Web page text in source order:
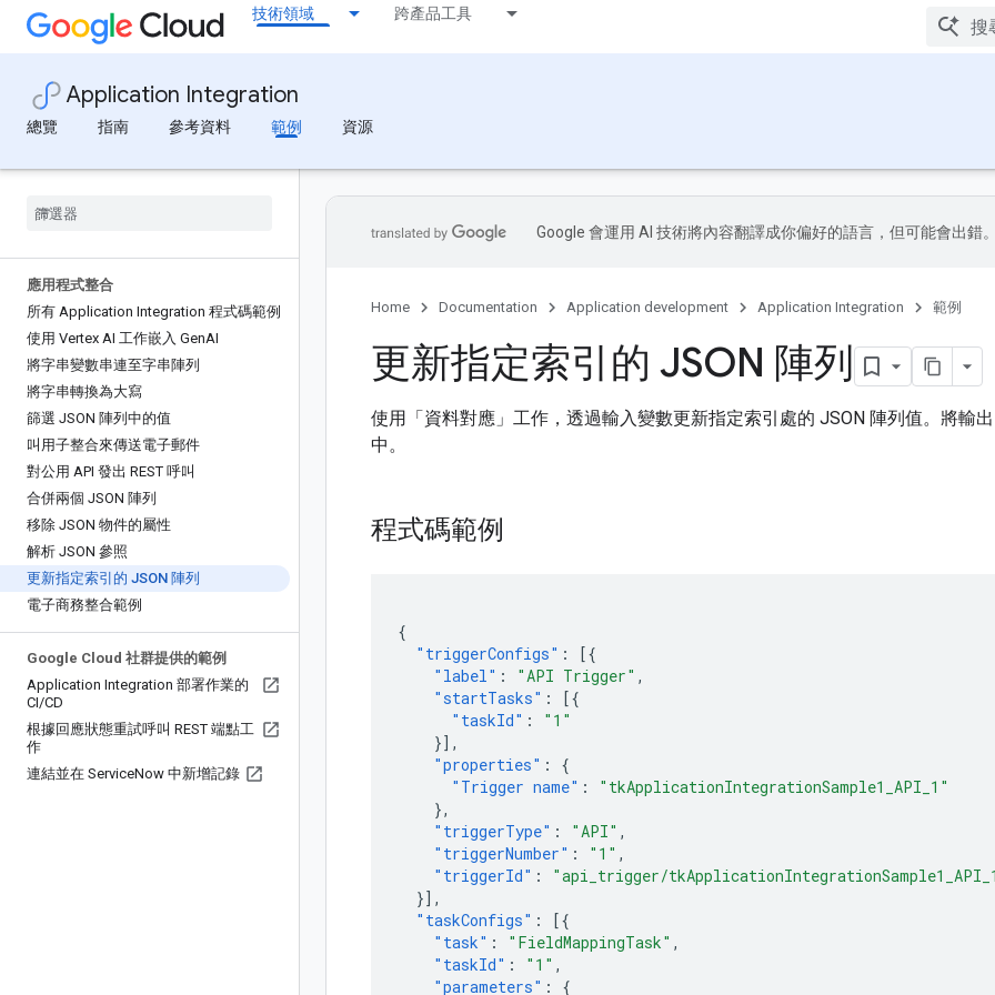
技術領域 跨產品工具
Application Integration
總覽 指南 參考資料 範例 資源
應用程式整合
所有 Application Integration 程式碼範例
使用 Vertex AI 工作嵌入 GenAI
將字串變數串連至字串陣列
將字串轉換為大寫
篩選 JSON 陣列中的值
叫用子整合來傳送電子郵件
對公用 API 發出 REST 呼叫
合併兩個 JSON 陣列
移除 JSON 物件的屬性
解析 JSON 參照
更新指定索引的 JSON 陣列
電子商務整合範例
Google Cloud 社群提供的範例
Application Integration 部署作業的
CI/CD
根據回應狀態重試呼叫 REST 端點工
作
連結並在 ServiceNow 中新增記錄
Google 會運用 AI 技術將內容翻譯成你偏好的語言，但可能會出錯
Home Documentation Application development Application Integration 範例
更新指定索引的 JSON 陣列
使用「資料對應」工作，透過輸入變數更新指定索引處的 JSON 陣列值。將輸
中。
程式碼範例
{
"triggerConfigs" :
[{
"label" : "API Trigger" ,
"startTasks" :
[{
"taskId" :
"1"
}],
"properties" :
{
"Trigger name" :
"tkApplicationIntegrationSample1_API_1"
},
"triggerType" : "API" ,
"triggerNumber" : "1" ,
"triggerId" :
"api_trigger/
}],
"taskConfigs" :
[{
"task" : "FieldMappingTask" ,
"taskId" : "1" ,
"parameters" : {